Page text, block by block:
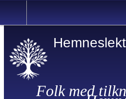
Hemneslekt
Folk med